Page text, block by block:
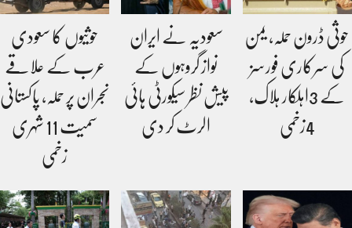
حوثی ڈرون حملہ، یمن
کی سرکاری فورسز
کے 3اہلکار ہلاک،
4زخمی
سعودیہ نے ایران
نواز گروہوں کے
پیش نظر سیکورٹی ہائی
الرٹ کر دی
حوثیوں کا سعودی
عرب کے علاقے
نجران پر حملہ، پاکستانی
سمیت 11 شہری
زخمی